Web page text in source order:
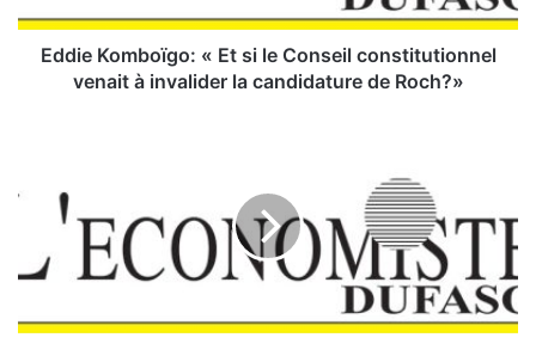
b
E
i
e
Eddie Komboïgo: « Et si le Conseil constitutionnel
venait à invalider la candidature de Roch?»